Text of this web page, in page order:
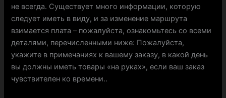
не всегда. Существует много информации, которую
следует иметь в виду, и за изменение маршрута
взимается плата – пожалуйста, ознакомьтесь со всеми
деталями, перечисленными ниже: Пожалуйста,
укажите в примечаниях к вашему заказу, в какой день
вы должны иметь товары «на руках», если ваш заказ
чувствителен ко времени..